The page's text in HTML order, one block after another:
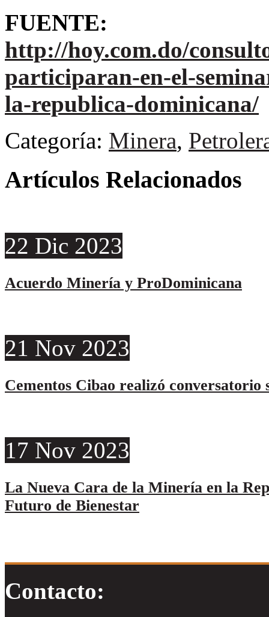
FUENTE:
http://hoy.com.do/
participaran-en-el-
la-republica-dominicana/
Categoría: Minera,
Artículos Relacionados
22 Dic 2023
Acuerdo Minería y ProDominicana
21 Nov 2023
Cementos Cibao realizó conversatorio
17 Nov 2023
La Nueva Cara de la Minería en la
Futuro de Bienestar
Contacto: